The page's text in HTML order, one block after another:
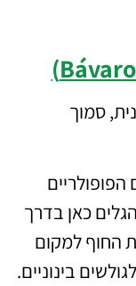
סמוך
כאן בדרך
החוף למקום
בינוניים.